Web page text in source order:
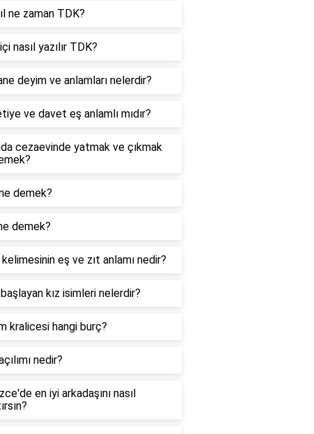
ne zaman TDK?
nasıl yazılır TDK?
deyim ve anlamları nelerdir?
ve davet eş anlamlı mıdır?
cezaevinde yatmak ve çıkmak
demek?
demek?
eş ve zıt anlamı nedir?
kız isimleri nelerdir?
kralicesi hangi burç?
nedir?
en iyi arkadaşını nasıl